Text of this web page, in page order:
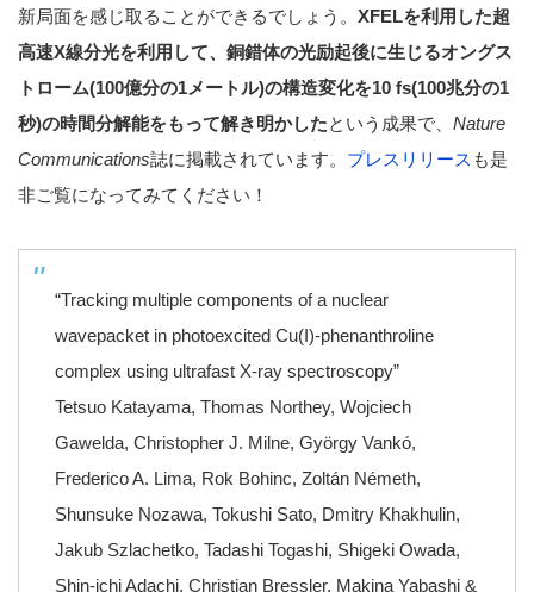
新局面を感じ取ることができるでしょう。 XFELを利用した超
高速X線分光を利用して、銅錯体の光励起後に生じるオングス
トローム(100億分の1メートル)の構造変化を10 fs(100兆分の1
秒)の時間分解能をもって解き明かしたという成果で、 Nature
Communications誌に掲載されています。 プレスリリース も是
非ご覧になってみてください！
“Tracking multiple components of a nuclear
wavepacket in photoexcited Cu(I)-phenanthroline
complex using ultrafast X-ray spectroscopy”
Tetsuo Katayama, Thomas Northey, Wojciech
Gawelda, Christopher J. Milne, György Vankó,
Frederico A. Lima, Rok Bohinc, Zoltán Németh,
Shunsuke Nozawa, Tokushi Sato, Dmitry Khakhulin,
Jakub Szlachetko, Tadashi Togashi, Shigeki Owada,
Shin-ichi Adachi, Christian Bressler, Makina Yabashi &